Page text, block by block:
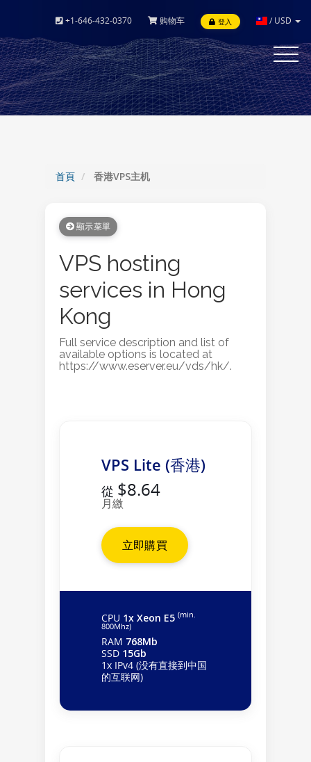
+1-646-432-0370 购物车 登入 / USD
Toggle
首頁 香港VPS主机
顯示菜單
VPS hosting
services in Hong
Kong
Full service description and list of
available options is located at
https://www.eserver.eu/vds/hk/.
VPS Lite (香港)
從 $8.64
月繳
立即購買
CPU 1x Xeon E5 (min.
800Mhz)
RAM 768Mb
SSD 15Gb
1x IPv4 (没有直接到中国
的互联网)